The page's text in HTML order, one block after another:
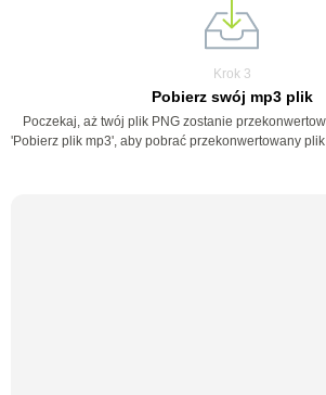
Krok 3
Pobierz swój mp3 plik
Poczekaj, aż twój plik PNG zostanie
'Pobierz plik mp3', aby pobrać przekonwertowany